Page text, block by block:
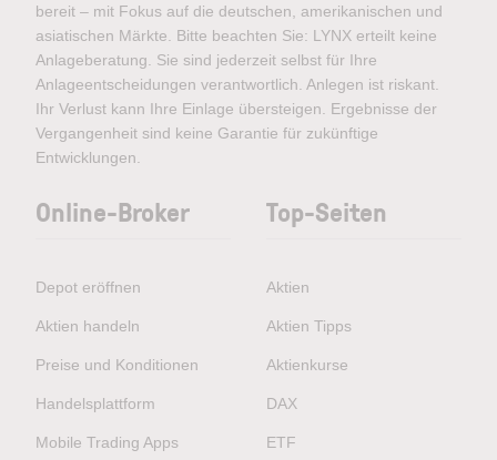
bereit – mit Fokus auf die deutschen, amerikanischen und
asiatischen Märkte. Bitte beachten Sie: LYNX erteilt keine
Anlageberatung. Sie sind jederzeit selbst für Ihre
Anlageentscheidungen verantwortlich. Anlegen ist riskant.
Ihr Verlust kann Ihre Einlage übersteigen. Ergebnisse der
Vergangenheit sind keine Garantie für zukünftige
Entwicklungen.
Online-Broker
Depot eröffnen
Aktien handeln
Preise und Konditionen
Handelsplattform
Mobile Trading Apps
Top-Seiten
Aktien
Aktien Tipps
Aktienkurse
DAX
ETF